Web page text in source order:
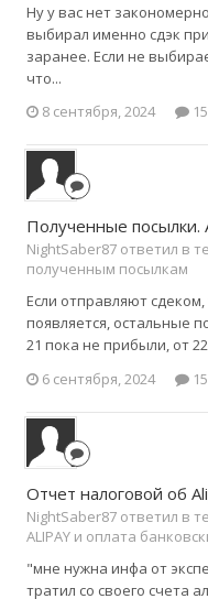
Ну у вас нет
выбирал именно сдэк
заранее. Если не
что...
8 сентября, 2024
Полученные посылки.
NightSaber87 ответил в
полученным посылкам
Если отправляют
появляется, остальные
21 пока не прибыли, от
6 сентября, 2024
Отчет налоговой об
NightSaber87 ответил в
ALIPAY и оплата
"мне нужна инфа от
тратил со своего счета